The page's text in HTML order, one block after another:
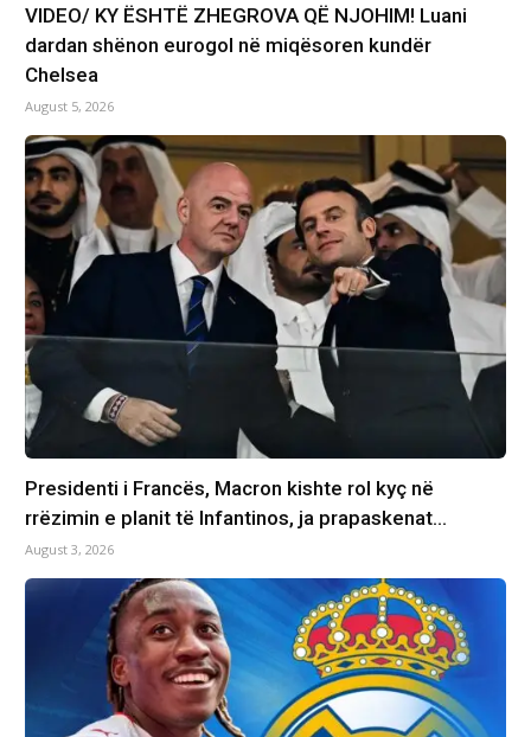
VIDEO/ KY ËSHTË ZHEGROVA QË NJOHIM! Luani
dardan shënon eurogol në miqësoren kundër
Chelsea
August 5, 2026
Presidenti i Francës, Macron kishte rol kyç në
rrëzimin e planit të Infantinos, ja prapaskenat…
August 3, 2026